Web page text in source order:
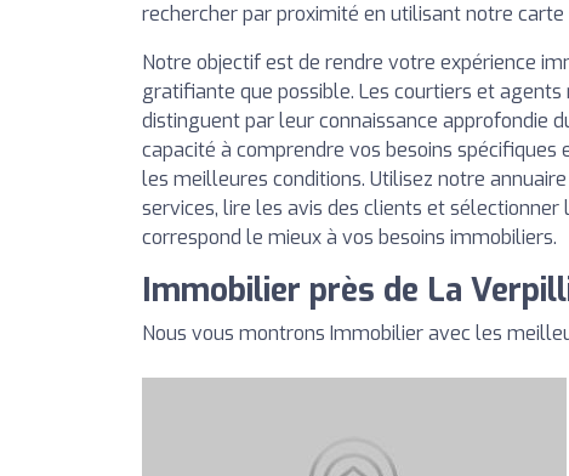
rechercher par proximité en utilisant notre
Notre objectif est de rendre votre expérience
gratifiante que possible. Les courtiers et agents
distinguent par leur connaissance approfondie
capacité à comprendre vos besoins
les meilleures conditions. Utilisez notre
services, lire les avis des clients et sélectionner
correspond le mieux à vos besoins immobiliers.
Immobilier près de La
Nous vous montrons Immobilier avec les